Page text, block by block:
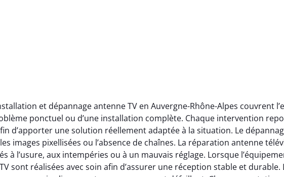
et dépannage antenne TV en Auvergne-Rhône-Alpes couvrent
ponctuel ou d’une installation complète. Chaque intervention
d’apporter une solution réellement adaptée à la situation. Le
images pixellisées ou l’absence de chaînes. La réparation antenne
à l’usure, aux intempéries ou à un mauvais réglage. Lorsque
sont réalisées avec soin afin d’assurer une réception stable et